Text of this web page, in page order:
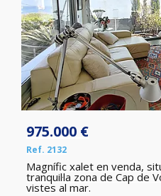
975.000 €
Ref. 2132
Magnífic xalet en venda,
tranquil·la zona de Cap de
vistes al mar.